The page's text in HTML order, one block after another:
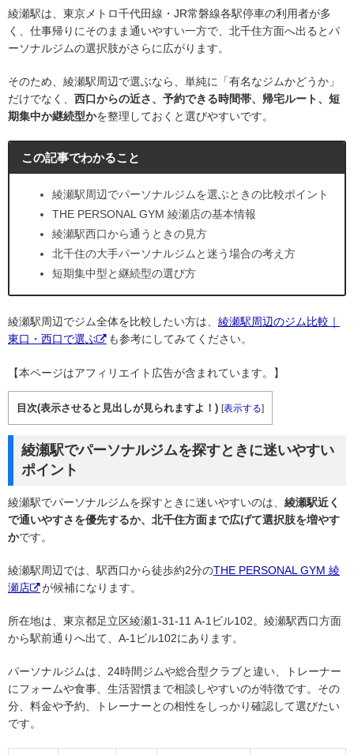
綾瀬駅は、東京メトロ千代田線・JR常磐線各駅停車の利用者が多
く、仕事帰りにそのまま通いやすい一方で、北千住方面へ出るとパ
ーソナルジムの選択肢がさらに広がります。
そのため、綾瀬駅周辺で選ぶなら、単純に「有名なジムかどうか」
だけでなく、 西口からの近さ、予約できる時間帯、帰宅ルート、短
期集中か継続型かを整理しておくと選びやすいです。
この記事でわかること
綾瀬駅周辺でパーソナルジムを選ぶときの比較ポイント
THE PERSONAL GYM 綾瀬店の基本情報
綾瀬駅西口から通うときの見方
北千住の大手パーソナルジムと迷う場合の考え方
短期集中型と継続型の選び方
綾瀬駅周辺でジム全体を比較したい方は、 綾瀬駅周辺のジム比較｜
東口・西口で選ぶ
も参考にしてみてください。
【本ページはアフィリエイト広告が含まれています。】
目次(表示させると見出しが見られますよ！) [表示する]
綾瀬駅でパーソナルジムを探すときに迷いやすい
ポイント
綾瀬駅でパーソナルジムを探すときに迷いやすいのは、 綾瀬駅近く
で通いやすさを優先するか、北千住方面まで広げて選択肢を増やす
かです。
綾瀬駅周辺では、駅西口から徒歩約2分のTHE PERSONAL GYM 綾
瀬店
が候補になります。
所在地は、東京都足立区綾瀬1-31-11 A-1ビル102。綾瀬駅西口方面
から駅前通りへ出て、A-1ビル102にあります。
パーソナルジムは、24時間ジムや総合型クラブと違い、トレーナー
にフォームや食事、生活習慣まで相談しやすいのが特徴です。その
分、料金や予約、トレーナーとの相性をしっかり確認して選びたい
です。